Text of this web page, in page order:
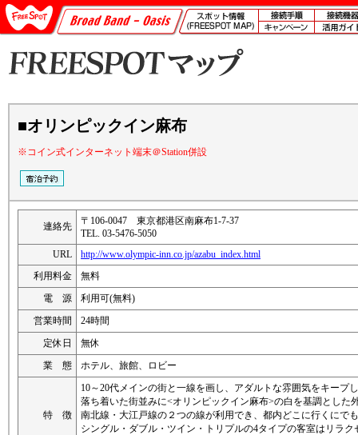
■オリンピックイン麻布
※コイン式インターネット端末＠Station併設
連絡先
〒106-0047 東京都港区南麻布1-7-37
TEL. 03-5476-5050
URL
http://www.olympic-inn.co.jp/azabu_index.html
利用料金
無料
電 源
利用可(無料)
営業時間
24時間
定休日
無休
業 態
ホテル、旅館、ロビー
特 徴
10～20代メインの街と一線を画し、アダルトな雰囲気をキープ
落ち着いた街並みに<オリンピックイン麻布>の白を基調とした
南北線・大江戸線の２つの線が利用でき、都内どこに行くにで
シングル・ダブル・ツイン・トリプルの4タイプの客室はリラク